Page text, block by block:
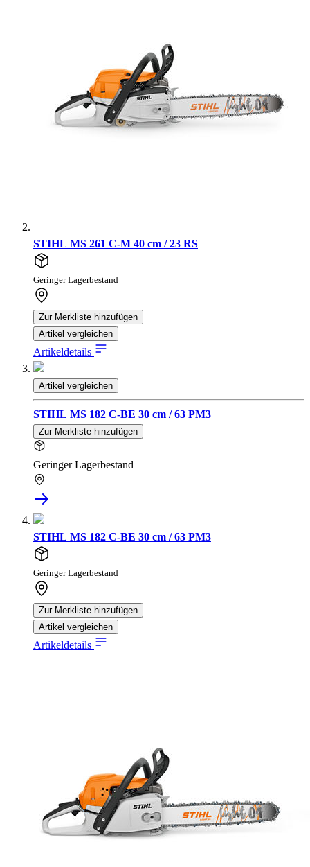
STIHL MS 261 C-M 40 cm / 23 RS
Geringer Lagerbestand
Zur Merkliste hinzufügen
Artikel vergleichen
Artikeldetails
Artikel vergleichen
STIHL MS 182 C-BE 30 cm / 63 PM3
Zur Merkliste hinzufügen
Geringer Lagerbestand
STIHL MS 182 C-BE 30 cm / 63 PM3
Geringer Lagerbestand
Zur Merkliste hinzufügen
Artikel vergleichen
Artikeldetails